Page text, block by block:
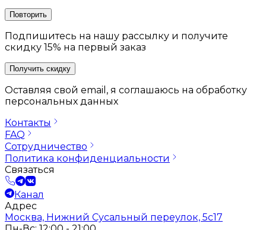
Повторить
Подпишитесь на нашу рассылку и получите
скидку 15% на первый заказ
Получить скидку
Оставляя свой email, я соглашаюсь на обработку
персональных данных
Контакты
FAQ
Сотрудничество
Политика конфиденциальности
Связаться
Канал
Адрес
Москва, Нижний Сусальный переулок, 5с17